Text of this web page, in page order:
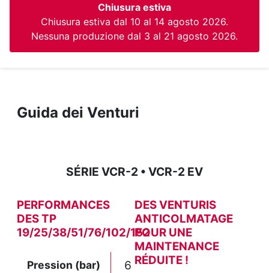
Chiusura estiva
Chiusura estiva dal 10 al 14 agosto 2026.
Nessuna produzione dal 3 al 21 agosto 2026.
Guida dei Venturi
SÉRIE VCR-2 • VCR-2 EV
PERFORMANCES
DES TP
19/25/38/51/76/102/152
Pression (bar) 6
DES VENTURIS
ANTICOLMATAGE
POUR UNE
MAINTENANCE
RÉDUITE !